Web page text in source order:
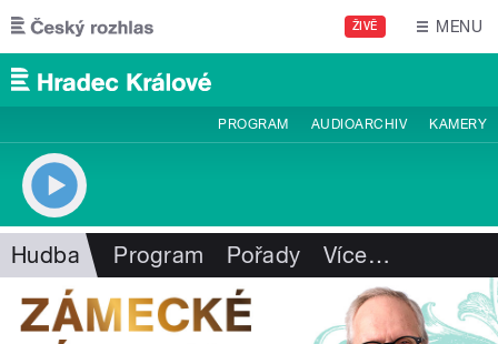
Přejít k hlavnímu obsahu
ŽIVĚ MENU
PROGRAM AUDIOARCHIV KAMERY
Hudba Program Pořady Více…